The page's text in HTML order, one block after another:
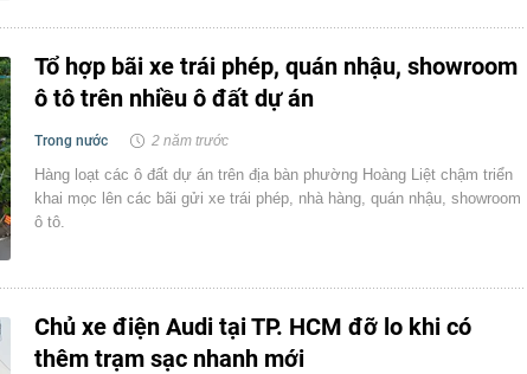
Tổ hợp bãi xe trái phép, quán nhậu, showroom
ô tô trên nhiều ô đất dự án
Trong nước 2 năm trước
Hàng loạt các ô đất dự án trên địa bàn phường Hoàng Liệt chậm triển
khai mọc lên các bãi gửi xe trái phép, nhà hàng, quán nhậu, showroom
ô tô.
Chủ xe điện Audi tại TP. HCM đỡ lo khi có
thêm trạm sạc nhanh mới